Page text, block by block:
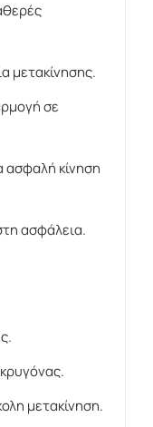
μετακίνησης.
σε
ασφαλή κίνηση
ασφάλεια.
μετακίνηση.